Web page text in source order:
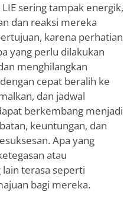
sering tampak energik,
dan reaksi mereka
karena perhatian
yang perlu dilakukan
menghilangkan
cepat beralih ke
dan jadwal
berkembang menjadi
keuntungan, dan
Apa yang
atau
terasa seperti
bagi mereka.